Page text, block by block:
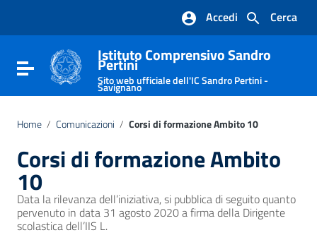
Vai al footer
Cerca
Accedi
Attiva / disattiva la navigazione
Istituto Comprensivo Sandro
Pertini
Sito web ufficiale dell'IC Sandro Pertini -
Savignano
Home / Comunicazioni / Corsi di formazione Ambito 10
Corsi di formazione Ambito
10
Data la rilevanza dell’iniziativa, si pubblica di seguito quanto
pervenuto in data 31 agosto 2020 a firma della Dirigente
scolastica dell’IIS L.